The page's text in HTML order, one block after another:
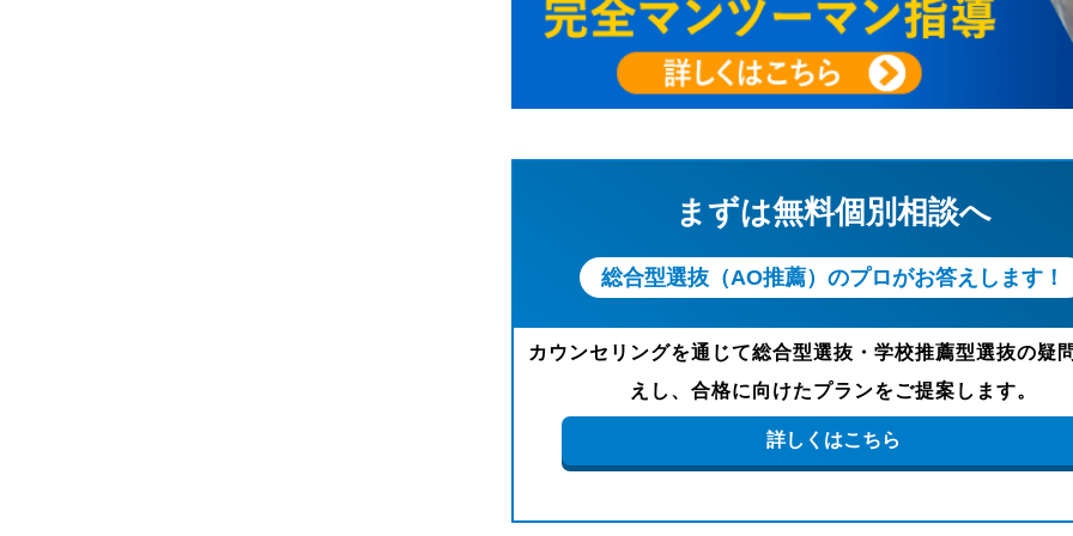
まずは無料個別相談へ
総合型選抜（AO推薦）のプロがお答えします！
カウンセリングを通じて総合型選抜・学校推薦型選抜の疑
えし、合格に向けたプランをご提案します。
詳しくはこちら